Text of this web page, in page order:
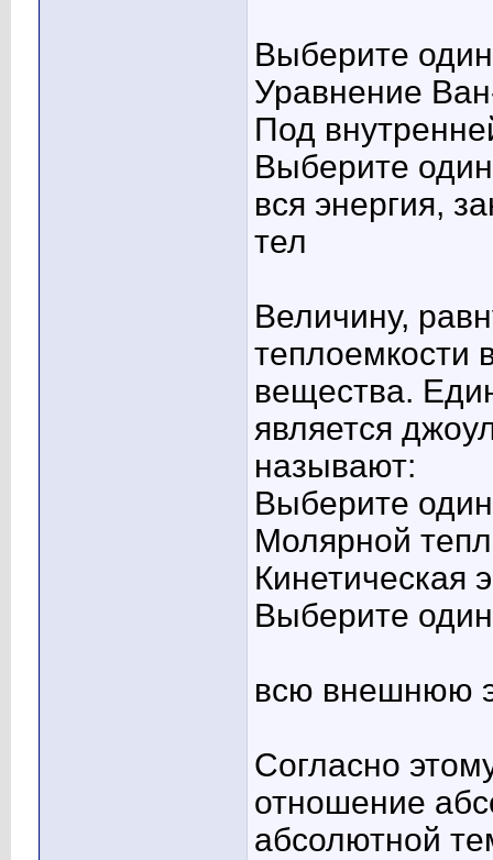
Выберите
Уравнение
Под
Выберите
вся энергия,
тел
Величину,
теплоемкости
вещества.
является
называют:
Выберите
Молярной
Кинетическая
Выберите
всю внешнюю
Согласно
отношение
абсолютной